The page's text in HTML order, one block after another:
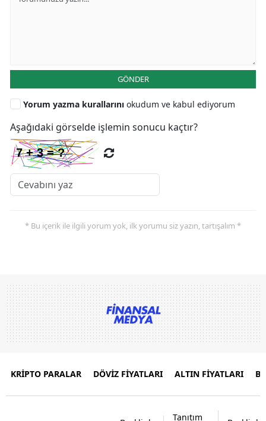
GÖNDER
Yorum yazma kurallarını okudum ve kabul ediyorum
Aşağıdaki görselde işlemin sonucu kaçtır?
* Bu içerik ile ilgili yorum yok, ilk yorumu siz yazın, tartışalım *
KRİPTO PARALAR DÖVİZ FİYATLARI ALTIN FİYATLARI
Tanıtım